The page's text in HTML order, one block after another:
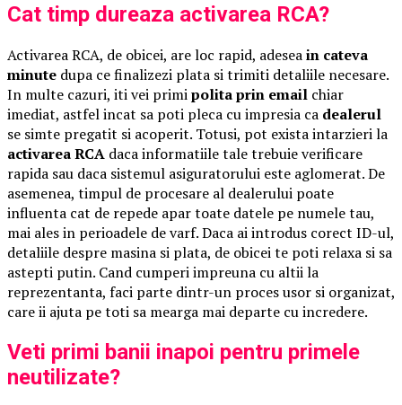
Cat timp dureaza activarea RCA?
Activarea RCA, de obicei, are loc rapid, adeseain cateva
minute dupa ce finalizezi plata si trimiti detaliile necesare.
In multe cazuri, iti vei primipolita prin email chiar
imediat, astfel incat sa poti pleca cu impresia ca dealerul
se simte pregatit si acoperit. Totusi, pot exista intarzieri la
activarea RCA daca informatiile tale trebuie verificare
rapida sau daca sistemul asiguratorului este aglomerat. De
asemenea, timpul de procesare al dealerului poate
influenta cat de repede apar toate datele pe numele tau,
mai ales in perioadele de varf. Daca ai introdus corect ID-ul,
detaliile despre masina si plata, de obicei te poti relaxa si sa
astepti putin. Cand cumperi impreuna cu altii la
reprezentanta, faci parte dintr-un proces usor si organizat,
care ii ajuta pe toti sa mearga mai departe cu incredere.
Veti primi banii inapoi pentru primele
neutilizate?